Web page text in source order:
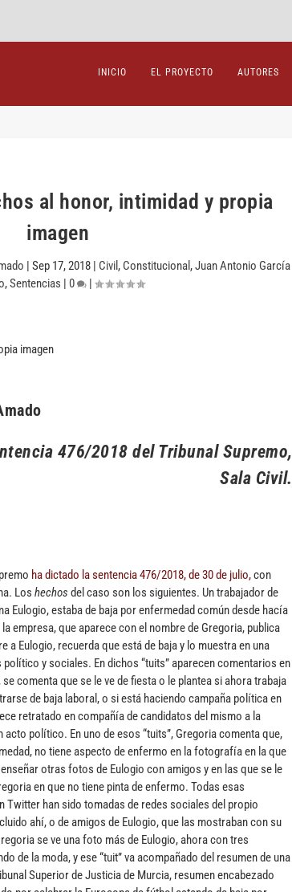
INICIO EL PROYECTO AUTORES
al honor, intimidad y propia
imagen
| Sep 17, 2018| Civil , Constitucional ,Juan Antonio García
,Sentencias |0 |
476/2018 del Tribunal Supremo,
Sala Civil.
ha dictado la sentencia 476/2018, de 30 de julio,con
Los hechos del caso son los siguientes. Un trabajador de
Eulogio, estaba de baja por enfermedad común desde hacía
empresa, que aparece con el nombre de Gregoria, publica
a Eulogio, recuerda que está de baja y lo muestra en una
y sociales. En dichos “tuits” aparecen comentarios en
comenta que se le ve de fiesta o le plantea si ahora trabaja
de baja laboral, o si está haciendo campaña política en
retratado en compañía de candidatos del mismo a la
político. En uno de esos “tuits”, Gregoria comenta que,
no tiene aspecto de enfermo en la fotografía en la que
otras fotos de Eulogio con amigos y en las que se le
en que no tiene pinta de enfermo. Todas esas
han sido tomadas de redes sociales del propio
ahí, o de amigos de Eulogio, que las mostraban con su
se ve una foto más de Eulogio, ahora con tres
de la moda, y ese “tuit” va acompañado del resumen de una
Superior de Justicia de Murcia, resumen encabezado